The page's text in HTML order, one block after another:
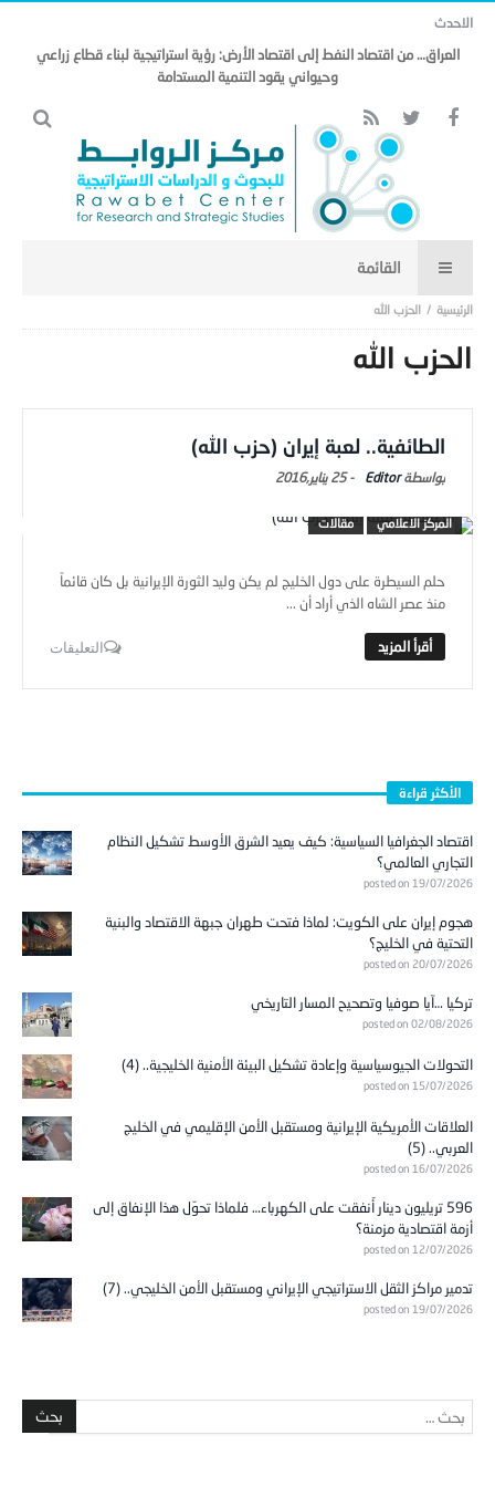
الاحدث
العراق… من اقتصاد النفط إلى اقتصاد الأرض: رؤية استراتيجية لبناء قطاع زراعي
وحيواني يقود التنمية المستدامة
الحزب الله
الحزب الله
الطائفية.. لعبة إيران (حزب الله)
Editor
-25 يناير,2016
المركز الاعلامي مقالات
حلم السيطرة على دول الخليج لم يكن وليد الثورة الإيرانية بل كان قائماً
منذ عصر الشاه الذي أراد أن ...
التعليقات
الأكثر قراءة
اقتصاد الجغرافيا السياسية: كيف يعيد الشرق الأوسط تشكيل النظام
التجاري العالمي؟
posted on 19/07/2026
هجوم إيران على الكويت: لماذا فتحت طهران جبهة الاقتصاد والبنية
التحتية في الخليج؟
posted on 20/07/2026
تركيا …آيا صوفيا وتصحيح المسار التاريخي
posted on 02/08/2026
التحولات الجيوسياسية وإعادة تشكيل البيئة الأمنية الخليجية.. (4)
posted on 15/07/2026
العلاقات الأمريكية الإيرانية ومستقبل الأمن الإقليمي في الخليج
العربي.. (5)
posted on 16/07/2026
596 تريليون دينار أُنفقت على الكهرباء… فلماذا تحوّل هذا الإنفاق إلى
أزمة اقتصادية مزمنة؟
posted on 12/07/2026
تدمير مراكز الثقل الاستراتيجي الإيراني ومستقبل الأمن الخليجي.. (7)
posted on 19/07/2026